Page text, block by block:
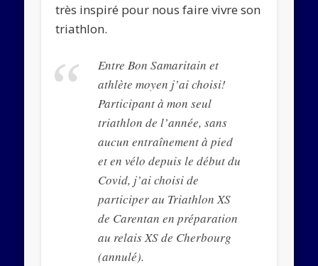
très inspiré pour nous faire vivre son
triathlon.
Entre Bon Samaritain et
athlète moyen j’ai choisi!
Participant à mon seul
triathlon de l’année, sans
aucun entraînement à pied
et en vélo depuis le début du
Covid, j’ai choisi de
participer au Triathlon XS
de Carentan en préparation
au relais XS de Cherbourg
(annulé).